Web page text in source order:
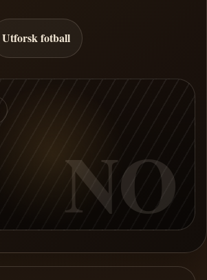
Utforsk fotball
NO